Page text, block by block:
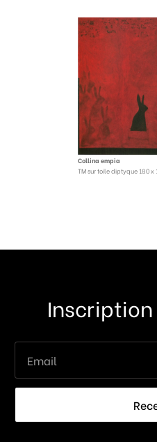
Collina empia
TM sur toile diptyque 180 x